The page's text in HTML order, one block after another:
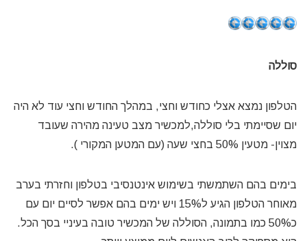
סוללה
הטלפון נמצא אצלי כחודש וחצי, במהלך החודש וחצי עוד לא היה
יום שסיימתי בלי סוללה,למכשיר מצב טעינה מהירה שעובד
מצוין- מטעין 50% בחצי שעה (עם המטען המקורי ).
בימים בהם השתמשתי בשימוש אינטנסיבי בטלפון וחזרתי בערב
מאוחר הטלפון הגיע ל15% ויש ימים בהם אפשר לסיים יום עם
כ50% כמו בתמונה, הסוללה של המכשיר טובה בעיניי בסך הכל.